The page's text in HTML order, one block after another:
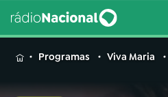
MENUProgramas Viva Maria